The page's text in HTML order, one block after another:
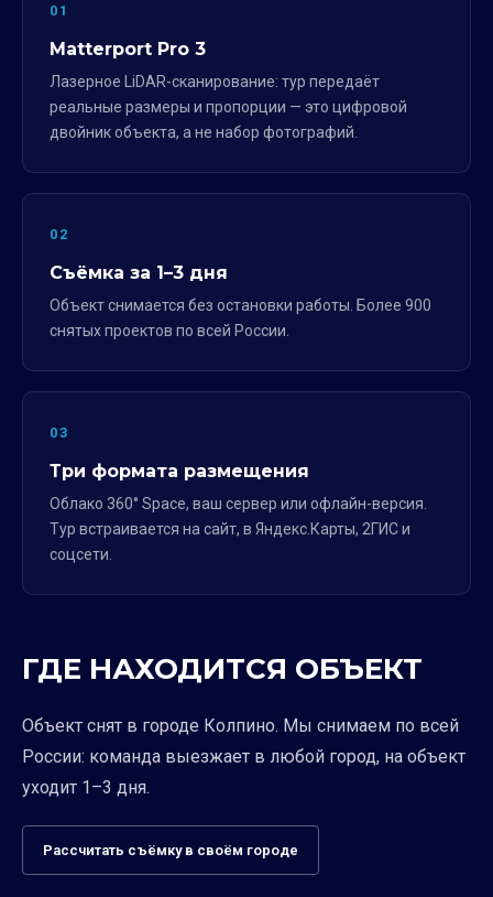
01
Matterport Pro 3
Лазерное LiDAR-сканирование: тур передаёт
реальные размеры и пропорции — это цифровой
двойник объекта, а не набор фотографий.
02
Съёмка за 1–3 дня
Объект снимается без остановки работы. Более 900
снятых проектов по всей России.
03
Три формата размещения
Облако 360° Space, ваш сервер или офлайн-версия.
Тур встраивается на сайт, в Яндекс.Карты, 2ГИС и
соцсети.
ГДЕ НАХОДИТСЯ ОБЪЕКТ
Объект снят в городе Колпино. Мы снимаем по всей
России: команда выезжает в любой город, на объект
уходит 1–3 дня.
Рассчитать съёмку в своём городе